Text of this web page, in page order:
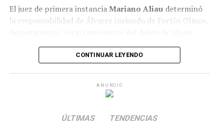
una orden de detención por su presunta participación
en un ataque con armas de fuego registrado a finales de
contra la fachada de un domicilio.
El imputado quedó a disposición de la Justicia y en las
próximas horas se llevará a cabo la audiencia imputativa
en el Centro de Justicia Penal de Rosario.
El juez de primera instanciaMariano Aliaudeterminó
la responsabilidad de Álvarez (oriundo de Fortín Olmos,
funcionario público en servicio. Por su parte, Puntano
CONTINUAR LEYENDO
ANUNCIO
ÚLTIMAS TENDENCIAS